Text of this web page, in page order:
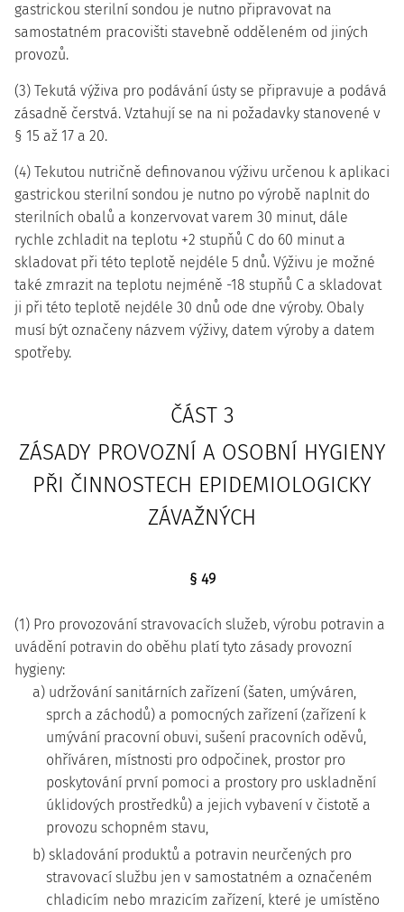
gastrickou sterilní sondou je nutno připravovat na
samostatném pracovišti stavebně odděleném od jiných
provozů.
(3) Tekutá výživa pro podávání ústy se připravuje a podává
zásadně čerstvá. Vztahují se na ni požadavky stanovené v
§ 15 až 17 a 20.
(4) Tekutou nutričně definovanou výživu určenou k aplikaci
gastrickou sterilní sondou je nutno po výrobě naplnit do
sterilních obalů a konzervovat varem 30 minut, dále
rychle zchladit na teplotu +2 stupňů C do 60 minut a
skladovat při této teplotě nejdéle 5 dnů. Výživu je možné
také zmrazit na teplotu nejméně -18 stupňů C a skladovat
ji při této teplotě nejdéle 30 dnů ode dne výroby. Obaly
musí být označeny názvem výživy, datem výroby a datem
spotřeby.
ČÁST 3
ZÁSADY PROVOZNÍ A OSOBNÍ HYGIENY
PŘI ČINNOSTECH EPIDEMIOLOGICKY
ZÁVAŽNÝCH
§ 49
(1) Pro provozování stravovacích služeb, výrobu potravin a
uvádění potravin do oběhu platí tyto zásady provozní
hygieny:
a) udržování sanitárních zařízení (šaten, umýváren,
sprch a záchodů) a pomocných zařízení (zařízení k
umývání pracovní obuvi, sušení pracovních oděvů,
ohříváren, místnosti pro odpočinek, prostor pro
poskytování první pomoci a prostory pro uskladnění
úklidových prostředků) a jejich vybavení v čistotě a
provozu schopném stavu,
b) skladování produktů a potravin neurčených pro
stravovací službu jen v samostatném a označeném
chladicím nebo mrazicím zařízení, které je umístěno